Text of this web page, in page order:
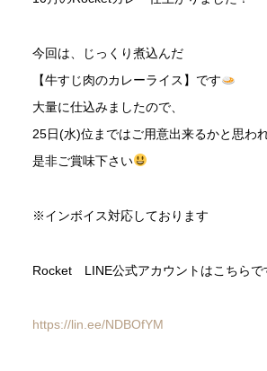
今回は、じっくり煮込んだ
【牛すじ肉のカレーライス】です
大量に仕込みましたので、
25日(水)位まではご用意出来るかと思わ
是非ご賞味下さい
※インボイス対応しております
Rocket LINE公式アカウントはこちらで
https://lin.ee/NDBOfYM